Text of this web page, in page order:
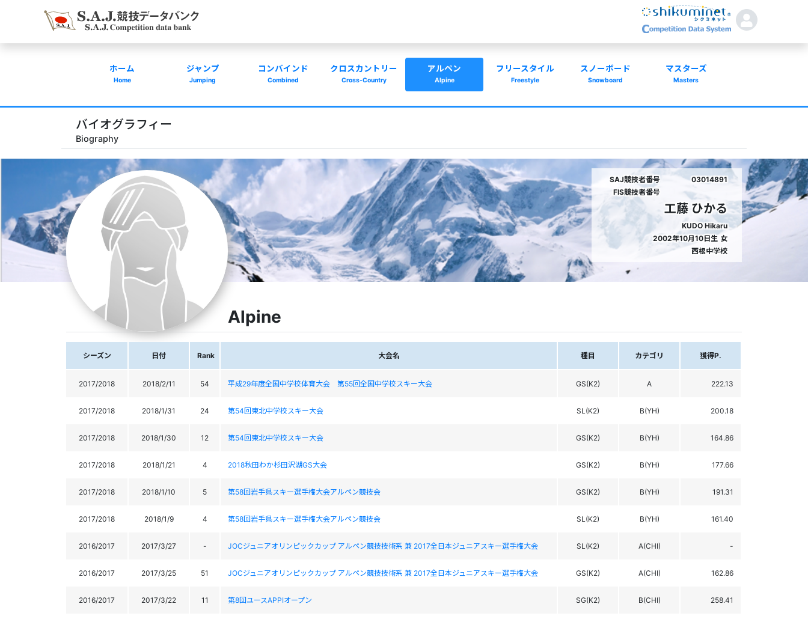
ホーム
Home
ジャンプ
Jumping
コンバインド
Combined
クロスカントリー
Cross-Country
アルペン
Alpine
フリースタイル
Freestyle
スノーボード
Snowboard
マスターズ
Masters
バイオグラフィー
Biography
SAJ競技者番号
03014891
FIS競技者番号
工藤 ひかる
KUDO Hikaru
2002年10月10日生 女
西根中学校
Alpine
シーズン 日付 Rank 大会名 種目 カテゴリ 獲得P.
2017/2018 2018/2/11 54 平成29年度全国中学校体育大会 第55回全国中学校スキー大会 GS(K2) A 222.13
2017/2018 2018/1/31 24 第54回東北中学校スキー大会 SL(K2) B(YH) 200.18
2017/2018 2018/1/30 12 第54回東北中学校スキー大会 GS(K2) B(YH) 164.86
2017/2018 2018/1/21 4 2018秋田わか杉田沢湖GS大会 GS(K2) B(YH) 177.66
2017/2018 2018/1/10 5 第58回岩手県スキー選手権大会アルペン競技会 GS(K2) B(YH) 191.31
2017/2018 2018/1/9 4 第58回岩手県スキー選手権大会アルペン競技会 SL(K2) B(YH) 161.40
2016/2017 2017/3/27 - JOCジュニアオリンピックカップ アルペン競技技術系 兼 2017全日本ジュニアスキー選手権大会 SL(K2) A(CHI) -
2016/2017 2017/3/25 51 JOCジュニアオリンピックカップ アルペン競技技術系 兼 2017全日本ジュニアスキー選手権大会 GS(K2) A(CHI) 162.86
2016/2017 2017/3/22 11 第8回ユースAPPIオープン SG(K2) B(CHI) 258.41